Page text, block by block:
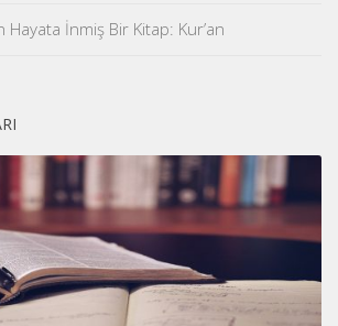
Hayata İnmiş Bir Kitap: Kur’an